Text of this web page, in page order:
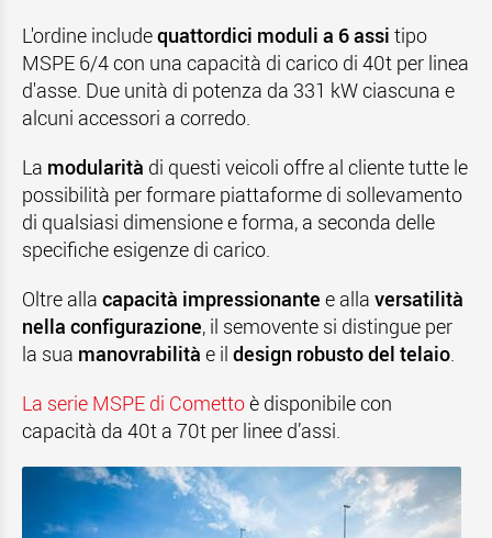
L'ordine includequattordici moduli a 6 assi tipo
MSPE 6/4 con una capacità di carico di 40t per linea
d'asse. Due unità di potenza da 331 kW ciascuna e
alcuni accessori a corredo.
La modularità di questi veicoli offre al cliente tutte le
possibilità per formare piattaforme di sollevamento
di qualsiasi dimensione e forma, a seconda delle
specifiche esigenze di carico.
Oltre alla capacità impressionante e alla versatilità
nella configurazione, il semovente si distingue per
la sua manovrabilità e il design robusto del telaio.
La serie MSPE di Comettoè disponibile con
capacità da 40t a 70t per linee d’assi.